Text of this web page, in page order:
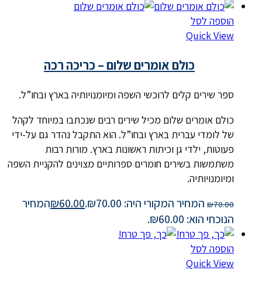
הוספה לסל
Quick View
כולם אומרים שלום – כריכה רכה
ספר שירים קלים לרוכשי השפה ומיומנויותיה בארץ ובחו”ל.
כולם אומרים שלום מכיל שירים רבים שנכתבו במיוחד לקהל
של לומדי עברית בארץ ובחו”ל. הוא התקבל נהדר גם על-ידי
פעוטות, ילדי גן וכיתות ראשונות בארץ. מורות רבות
משתמשות בשירים חומרים ספרותיים מצוינים להקניית השפה
ומיומנויותיה.
₪70.00 המחיר המקורי היה: ₪70.00. ₪60.00
המחיר
הנוכחי הוא: ₪60.00.
הוספה לסל
Quick View